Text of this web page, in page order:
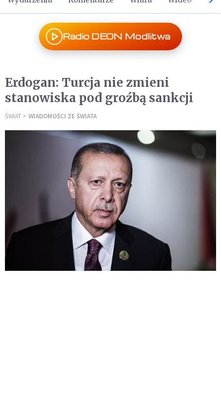
Radio DEON Modlitwa
Erdogan: Turcja nie zmieni
stanowiska pod groźbą sankcji
ŚWIAT WIADOMOŚCI ZE ŚWIATA